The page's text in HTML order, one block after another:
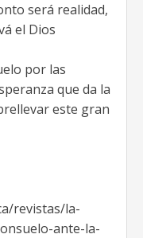
será realidad,
el Dios
por las
que da la
este gran
revistas/la-
ante-la-